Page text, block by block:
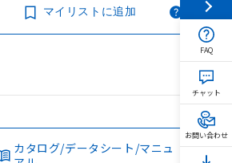
マイリストに追加
カタログ/データシート/マニュ
FAQ
チャット
お問い合わせ